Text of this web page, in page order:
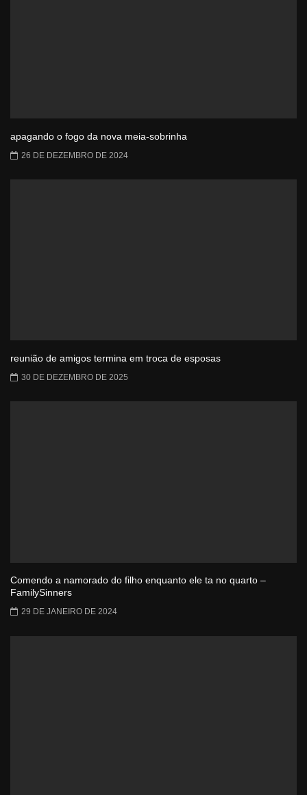
apagando o fogo da nova meia-sobrinha
26 DE DEZEMBRO DE 2024
reunião de amigos termina em troca de esposas
30 DE DEZEMBRO DE 2025
Comendo a namorado do filho enquanto ele ta no quarto –
FamilySinners
29 DE JANEIRO DE 2024